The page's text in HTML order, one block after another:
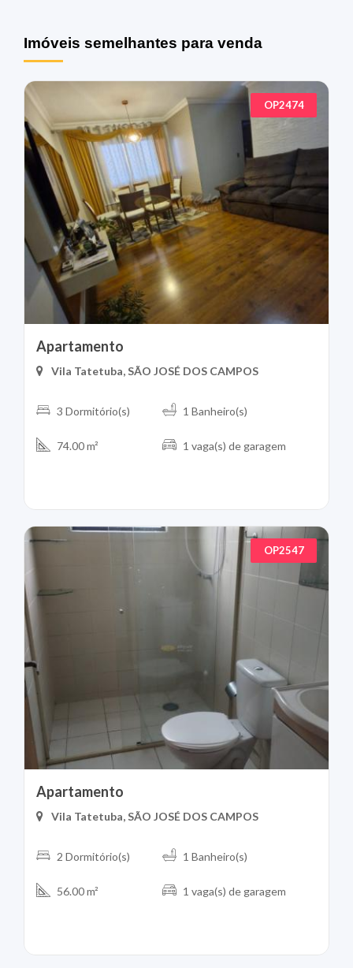
Imóveis semelhantes para venda
OP2474
Apartamento
Vila Tatetuba, SÃO JOSÉ DOS CAMPOS
3 Dormitório(s) 1 Banheiro(s)
74.00 m² 1 vaga(s) de garagem
OP2547
Apartamento
Vila Tatetuba, SÃO JOSÉ DOS CAMPOS
2 Dormitório(s) 1 Banheiro(s)
56.00 m² 1 vaga(s) de garagem